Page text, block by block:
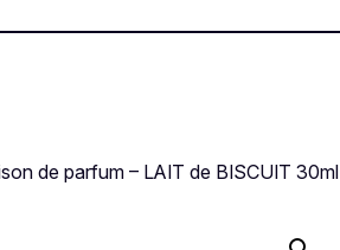
de parfum – LAIT de BISCUIT 30ml